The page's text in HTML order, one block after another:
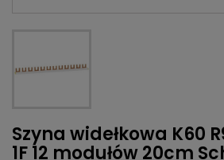
Szyna widełkowa K60
1F 12 modułów 20cm